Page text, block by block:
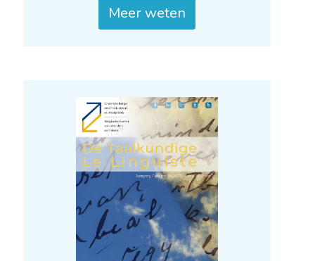
Meer weten